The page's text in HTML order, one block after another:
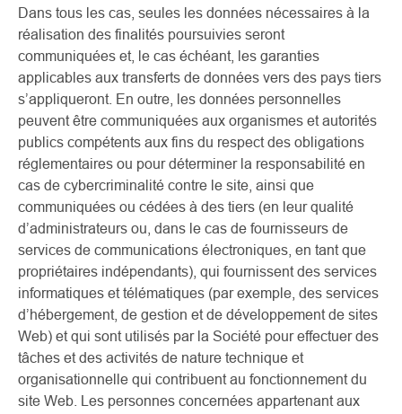
Dans tous les cas, seules les données nécessaires à la
réalisation des finalités poursuivies seront
communiquées et, le cas échéant, les garanties
applicables aux transferts de données vers des pays tiers
s’appliqueront. En outre, les données personnelles
peuvent être communiquées aux organismes et autorités
publics compétents aux fins du respect des obligations
réglementaires ou pour déterminer la responsabilité en
cas de cybercriminalité contre le site, ainsi que
communiquées ou cédées à des tiers (en leur qualité
d’administrateurs ou, dans le cas de fournisseurs de
services de communications électroniques, en tant que
propriétaires indépendants), qui fournissent des services
informatiques et télématiques (par exemple, des services
d’hébergement, de gestion et de développement de sites
Web) et qui sont utilisés par la Société pour effectuer des
tâches et des activités de nature technique et
organisationnelle qui contribuent au fonctionnement du
site Web. Les personnes concernées appartenant aux